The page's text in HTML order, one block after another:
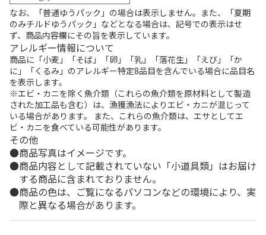
なお、「普通ゆうパック」の場合は表示しません。また、「夏期
のみチルドゆうパック」などとなる場合は、記号での表示はせ
ず、商品内容欄にその旨を表示しています。
アレルギー情報について
商品に「小麦」「そば」「卵」「乳」「落花生」「えび」「か
に」「くるみ」のアレルギー特定8品目を含んでいる場合に品目名
を表示します。
※エビ・カニを除く魚介類（これらの魚介類を原材料として製造
された加工品も含む）は、漁獲漁法によりエビ・カニが混じって
いる場合があります。 また、これらの魚介類は、エサとしてエ
ビ・カニを食べている可能性があります。
その他
商品写真はイメージです。
商品内容として記載されていない「小道具類」はお届け
する商品に含まれておりません。
商品の色は、ご覧になるパソコンなどの環境により、実
際と異なる場合があります。